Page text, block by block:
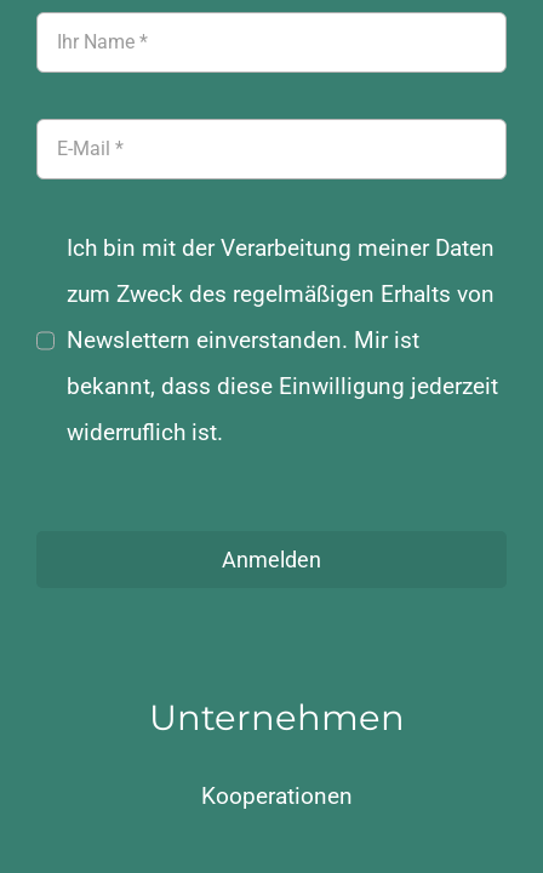
Ich bin mit der Verarbeitung meiner Daten
zum Zweck des regelmäßigen Erhalts von
Newslettern einverstanden. Mir ist
bekannt, dass diese Einwilligung jederzeit
widerruflich ist.
Anmelden
Unternehmen
Kooperationen